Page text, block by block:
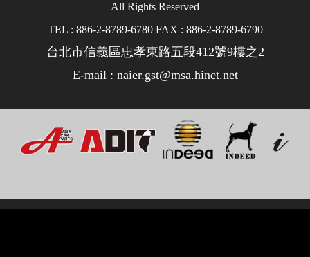
All Rights Reserved
TEL : 886-2-8789-6780 FAX : 886-2-8789-6790
台北市信義區忠孝東路五段412號9樓之2
E-mail : naier.gst@msa.hinet.net